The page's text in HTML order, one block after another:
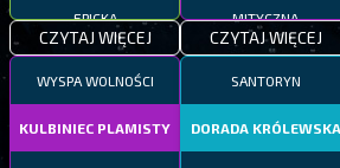
EPICKA
CZYTAJ WIĘCEJ
MITYCZNA
CZYTAJ WIĘCEJ
WYSPA WOLNOŚCI
KULBINIEC PLAMISTY
SANTORYN
DORADA KRÓLEWSKA